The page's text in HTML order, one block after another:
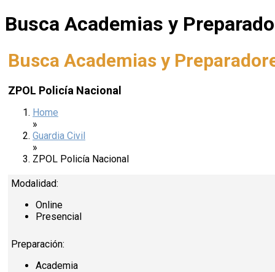
Busca Academias y
Busca Academias y
ZPOL Policía Nacional
Home
»
Guardia Civil
»
ZPOL Policía Nacional
Modalidad:
Online
Presencial
Preparación:
Academia